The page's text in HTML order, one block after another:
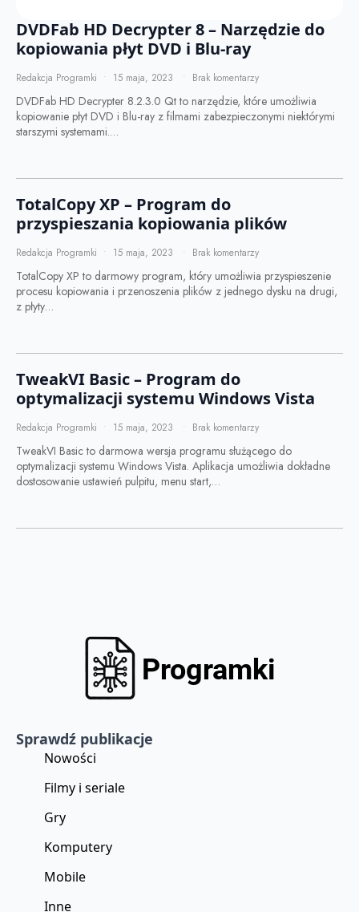
DVDFab HD Decrypter 8 – Narzędzie do
kopiowania płyt DVD i Blu-ray
Redakcja Programki 15 maja, 2023 Brak komentarzy
DVDFab HD Decrypter 8.2.3.0 Qt to narzędzie, które umożliwia
kopiowanie płyt DVD i Blu-ray z filmami zabezpieczonymi niektórymi
starszymi systemami.…
TotalCopy XP – Program do
przyspieszania kopiowania plików
Redakcja Programki 15 maja, 2023 Brak komentarzy
TotalCopy XP to darmowy program, który umożliwia przyspieszenie
procesu kopiowania i przenoszenia plików z jednego dysku na drugi,
z płyty…
TweakVI Basic – Program do
optymalizacji systemu Windows Vista
Redakcja Programki 15 maja, 2023 Brak komentarzy
TweakVI Basic to darmowa wersja programu służącego do
optymalizacji systemu Windows Vista. Aplikacja umożliwia dokładne
dostosowanie ustawień pulpitu, menu start,…
Sprawdź publikacje
Nowości
Filmy i seriale
Gry
Komputery
Mobile
Inne